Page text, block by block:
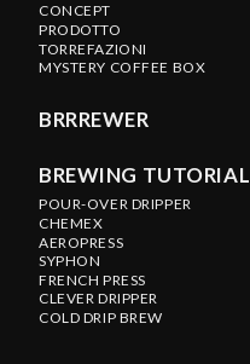
CONCEPT
PRODOTTO
TORREFAZIONI
MYSTERY COFFEE BOX
BRRREWER
BREWING TUTORIAL
POUR-OVER DRIPPER
CHEMEX
AEROPRESS
SYPHON
FRENCH PRESS
CLEVER DRIPPER
COLD DRIP BREW